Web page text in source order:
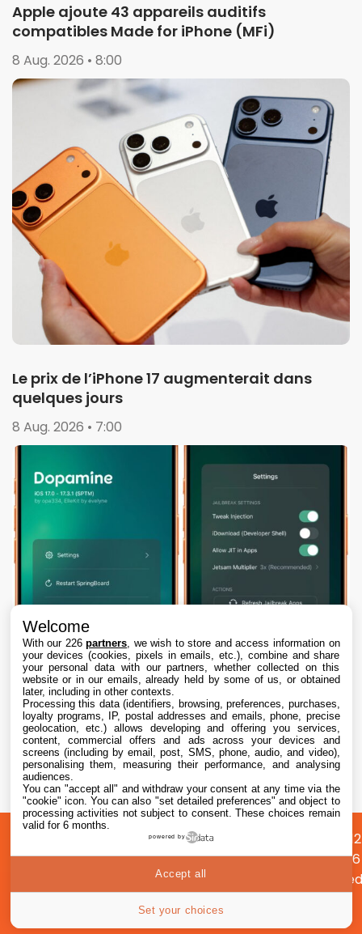
Apple ajoute 43 appareils auditifs
compatibles Made for iPhone (MFi)
8 Aug. 2026 • 8:00
Le prix de l’iPhone 17 augmenterait dans
quelques jours
8 Aug. 2026 • 7:00
Dopamine 3, le jailbreak pour iOS 26 sur
iPhone, est disponible
7 Aug. 2026 • 22:44
propos
Préférences
cookies
Confidentialité
©
2026
|
Welcome
With our 226partners , we wish to store and access information on
your devices (cookies, pixels in emails, etc.), combine and share
your personal data with our partners, whether collected on this
website or in our emails, already held by some of us, or obtained
later, including in other contexts.
Processing this data (identifiers, browsing, preferences, purchases,
loyalty programs, IP, postal addresses and emails, phone, precise
geolocation, etc.) allows developing and offering you services,
content, commercial offers and ads across your devices and
screens (including by email, post, SMS, phone, audio, and video),
personalising them, measuring their performance, and analysing
audiences.
You can "accept all" and withdraw your consent at any time via the
"cookie" icon. You can also "set detailed preferences" and object to
processing activities not subject to consent. These choices remain
valid for 6 months.
powered by
Set your choices
Accept all